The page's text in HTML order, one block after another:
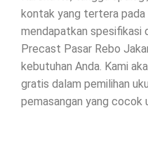
kontak yang tertera
mendapatkan spesifikasi
Precast Pasar Rebo
kebutuhan Anda. Kami
gratis dalam pemilihan
pemasangan yang cocok